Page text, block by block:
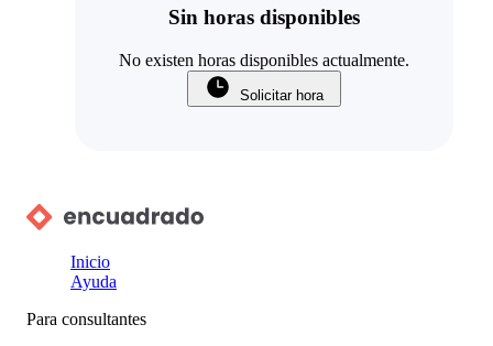
Sin horas disponibles
No existen horas disponibles actualmente.
Solicitar hora
Inicio
Ayuda
Para consultantes